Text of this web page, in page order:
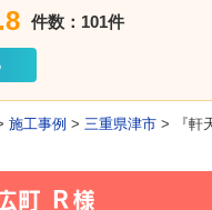
件数：101件
施工事例 > 三重県津市 > 『
町 Ｒ様